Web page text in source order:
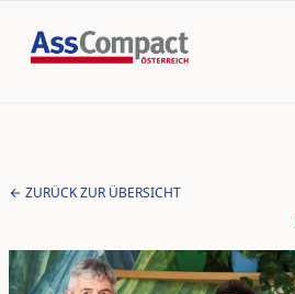
ZURÜCK ZUR ÜBERSICHT